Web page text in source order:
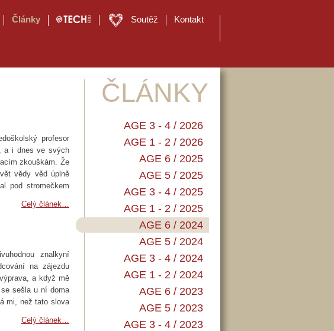
Články Soutěž Kontakt
profesor
a i dnes ve svých
zkouškám. Že
vědy věd úplně
pod stromečkem
Celý článek…
znalkyní
na zájezdu
a když mě
sešla u ní doma
mi, než tato slova
Celý článek…
ČLÁNKY
AGE 3 - 4 / 2026
AGE 1 - 2 / 2026
AGE 6 / 2025
AGE 5 / 2025
AGE 3 - 4 / 2025
AGE 1 - 2 / 2025
AGE 6 / 2024
AGE 5 / 2024
AGE 3 - 4 / 2024
AGE 1 - 2 / 2024
AGE 6 / 2023
AGE 5 / 2023
AGE 3 - 4 / 2023